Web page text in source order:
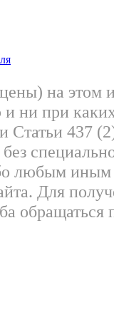
на этом
ни при
437
любым
Для